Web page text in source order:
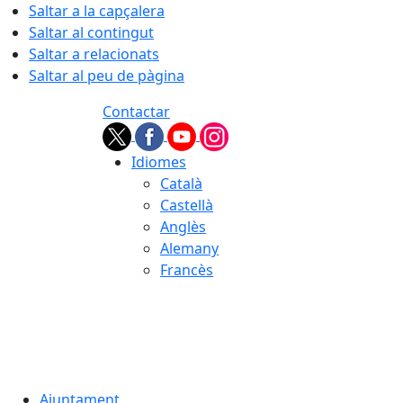
Saltar a la capçalera
Saltar al contingut
Saltar a relacionats
Saltar al peu de pàgina
Contactar
Idiomes
Català
Castellà
Anglès
Alemany
Francès